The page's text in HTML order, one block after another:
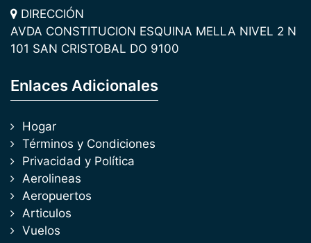
DIRECCIÓN
AVDA CONSTITUCION ESQUINA MELLA NIVEL 2 N
101 SAN CRISTOBAL DO 9100
Enlaces Adicionales
Hogar
Términos y Condiciones
Privacidad y Política
Aerolineas
Aeropuertos
Articulos
Vuelos